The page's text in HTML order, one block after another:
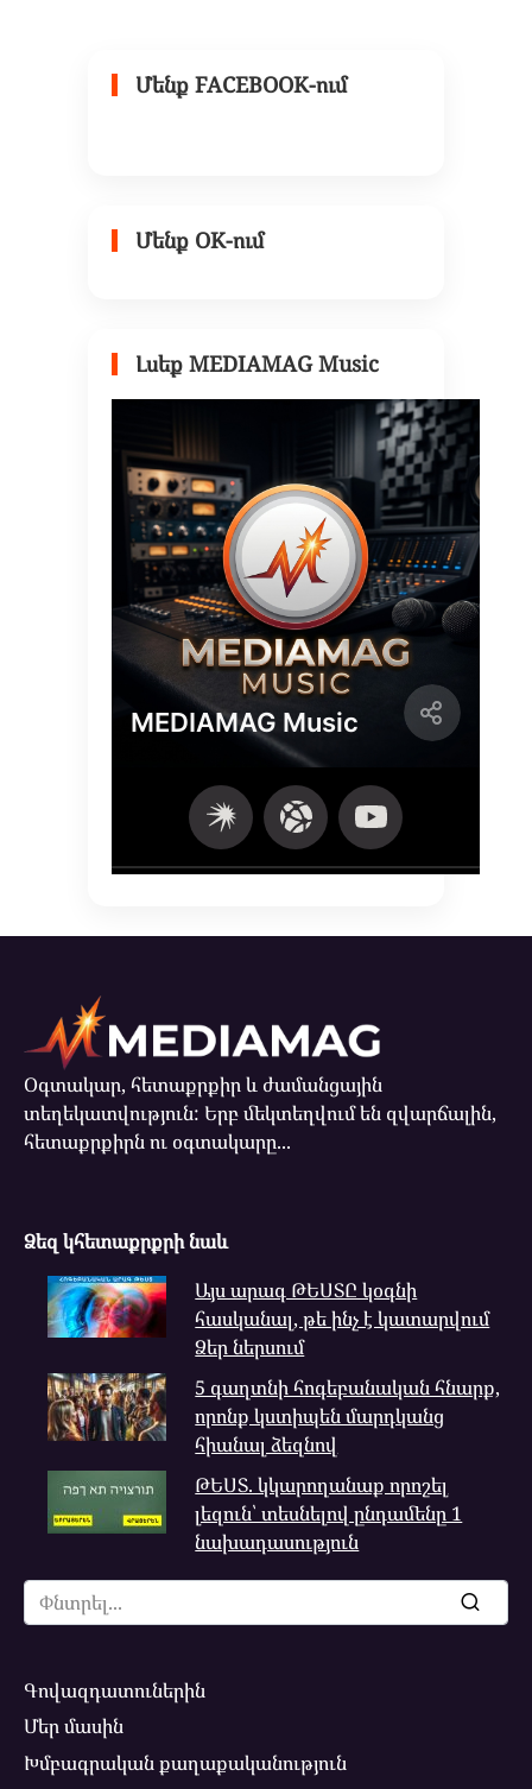
Մենք FACEBOOK-ում
Մենք OK-ում
Լսեք MEDIAMAG Music
Օգտակար, հետաքրքիր և ժամանցային
տեղեկատվություն: Երբ մեկտեղվում են զվարճալին,
հետաքրքիրն ու օգտակարը...
Ձեզ կհետաքրքրի նաև
Այս արագ ԹԵՍՏԸ կօգնի
հասկանալ, թե ինչ է կատարվում
Ձեր ներսում
5 գաղտնի հոգեբանական հնարք,
որոնք կստիպեն մարդկանց
հիանալ ձեզնով
ԹԵՍՏ. կկարողանաք որոշել
լեզուն՝ տեսնելով ընդամենը 1
նախադասություն
Search
for:
Գովազդատուներին
Մեր մասին
Խմբագրական քաղաքականություն